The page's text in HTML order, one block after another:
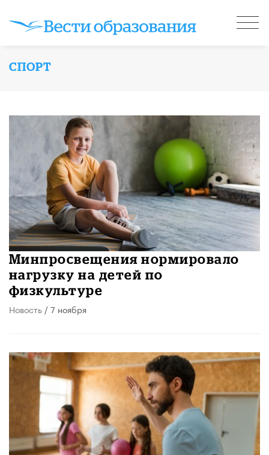
СПОРТ
Минпросвещения нормировало
нагрузку на детей по
физкультуре
Новость / 7 ноября